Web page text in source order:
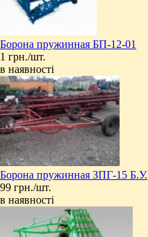
Борона пружинная БП-12-01
1 грн./шт.
в наявності
Борона пружинная ЗПГ-15 Б.У.
99 грн./шт.
в наявності